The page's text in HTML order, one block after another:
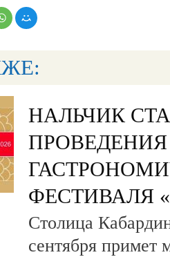
НАЛЬЧИК
ПРОВЕДЕНИЯ
ФЕСТИВАЛЯ
Столица
сентября примет